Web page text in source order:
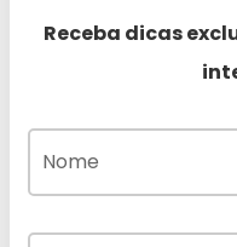
Receba dicas